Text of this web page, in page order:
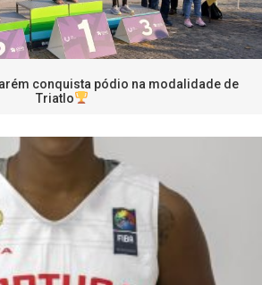
conquista pódio na modalidade de
Triatlo